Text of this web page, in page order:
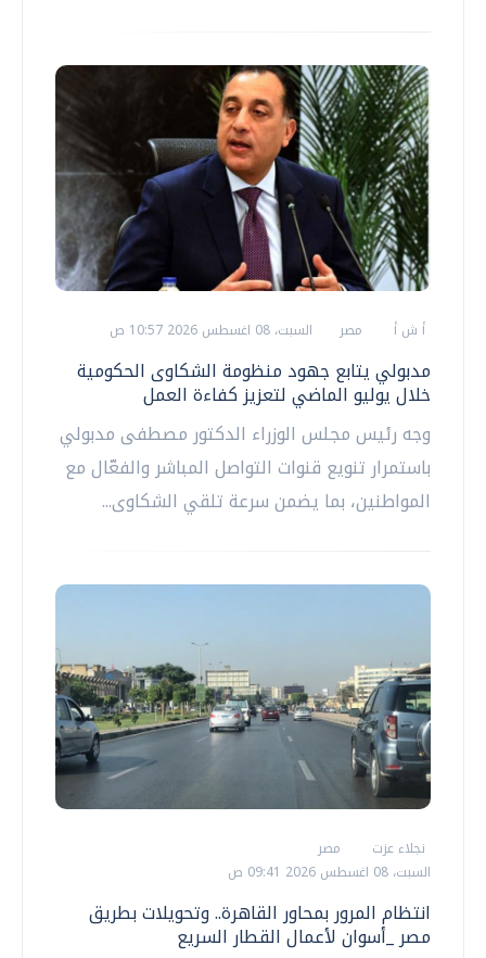
أ ش أ مصر السبت، 08 اغسطس 2026 10:57 ص
مدبولي يتابع جهود منظومة الشكاوى الحكومية
خلال يوليو الماضي لتعزيز كفاءة العمل
وجه رئيس مجلس الوزراء الدكتور مصطفى مدبولي
باستمرار تنويع قنوات التواصل المباشر والفعّال مع
المواطنين، بما يضمن سرعة تلقي الشكاوى...
نجلاء عزت
مصر
السبت، 08 اغسطس 2026 09:41 ص
انتظام المرور بمحاور القاهرة.. وتحويلات بطريق
مصر _أسوان لأعمال القطار السريع